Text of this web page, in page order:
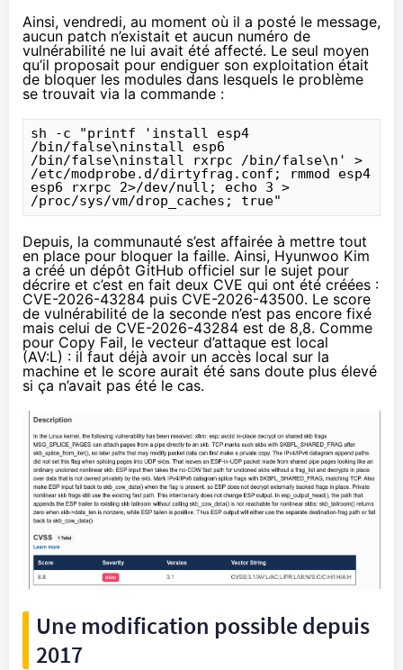
Ainsi, vendredi, au moment où il a posté le message,
aucun patch n’existait et aucun numéro de
vulnérabilité ne lui avait été affecté. Le seul moyen
qu’il proposait pour endiguer son exploitation était
de bloquer les modules dans lesquels le problème
se trouvait via la commande :
sh -c "printf 'install esp4
/bin/false\ninstall esp6
/bin/false\ninstall rxrpc /bin/false\n' >
/etc/modprobe.d/dirtyfrag.conf; rmmod esp4
esp6 rxrpc 2>/dev/null; echo 3 >
/proc/sys/vm/drop_caches; true"
Depuis, la communauté s’est affairée à mettre tout
en place pour bloquer la faille. Ainsi, Hyunwoo Kim
a créé un dépôt GitHub officiel sur le sujet pour
décrire et c’est en fait deux CVE qui ont été créées :
CVE-2026-43284 puis CVE-2026-43500. Le score
de vulnérabilité de la seconde n’est pas encore fixé
mais celui de CVE-2026-43284 est de 8,8. Comme
pour Copy Fail, le vecteur d’attaque est local
(AV:L) : il faut déjà avoir un accès local sur la
machine et le score aurait été sans doute plus élevé
si ça n’avait pas été le cas.
Une modification possible depuis
2017